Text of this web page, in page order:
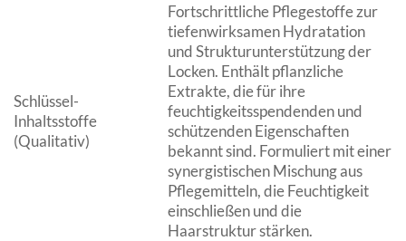
Schlüssel-
Inhaltsstoffe
(Qualitativ)
Fortschrittliche Pflegestoffe zur
tiefenwirksamen Hydratation
und Strukturunterstützung der
Locken. Enthält pflanzliche
Extrakte, die für ihre
feuchtigkeitsspendenden und
schützenden Eigenschaften
bekannt sind. Formuliert mit einer
synergistischen Mischung aus
Pflegemitteln, die Feuchtigkeit
einschließen und die
Haarstruktur stärken.